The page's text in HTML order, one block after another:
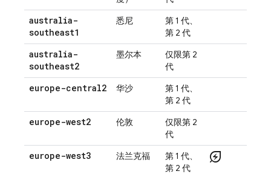
australia-
southeast1
悉尼
第 1 代、
第 2 代
australia-
southeast2
墨尔本
仅限第 2
代
europe-central2 华沙
第 1 代、
第 2 代
europe-west2 伦敦
仅限第 2
代
europe-west3 法兰克福
第 1 代、
第 2 代
energy_savings_leaf